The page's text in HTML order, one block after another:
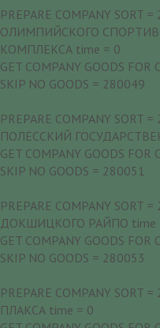
PREPARE COMPANY
ОЛИМПИЙСКОГО
КОМПЛЕКСА time = 0
GET COMPANY GOODS
SKIP NO GOODS = 280049
PREPARE COMPANY
ПОЛЕССКИЙ
GET COMPANY GOODS
SKIP NO GOODS = 280051
PREPARE COMPANY
ДОКШИЦКОГО РАЙПО time
GET COMPANY GOODS
SKIP NO GOODS = 280053
PREPARE COMPANY
ПЛАКСА time = 0